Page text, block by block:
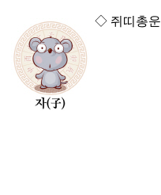
◇ 쥐띠총운